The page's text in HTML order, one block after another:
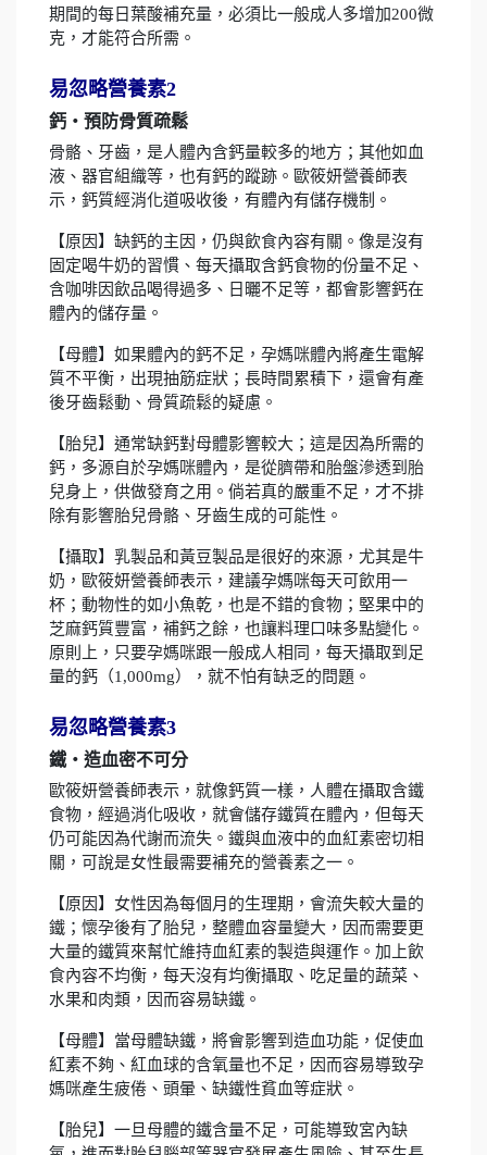
期間的每日葉酸補充量，必須比一般成人多增加200微
克，才能符合所需。
易忽略營養素2
鈣‧預防骨質疏鬆
骨骼、牙齒，是人體內含鈣量較多的地方；其他如血
液、器官組織等，也有鈣的蹤跡。歐筱妍營養師表
示，鈣質經消化道吸收後，有體內有儲存機制。
【原因】缺鈣的主因，仍與飲食內容有關。像是沒有
固定喝牛奶的習慣、每天攝取含鈣食物的份量不足、
含咖啡因飲品喝得過多、日曬不足等，都會影響鈣在
體內的儲存量。
【母體】如果體內的鈣不足，孕媽咪體內將產生電解
質不平衡，出現抽筋症狀；長時間累積下，還會有產
後牙齒鬆動、骨質疏鬆的疑慮。
【胎兒】通常缺鈣對母體影響較大；這是因為所需的
鈣，多源自於孕媽咪體內，是從臍帶和胎盤滲透到胎
兒身上，供做發育之用。倘若真的嚴重不足，才不排
除有影響胎兒骨骼、牙齒生成的可能性。
【攝取】乳製品和黃豆製品是很好的來源，尤其是牛
奶，歐筱妍營養師表示，建議孕媽咪每天可飲用一
杯；動物性的如小魚乾，也是不錯的食物；堅果中的
芝麻鈣質豐富，補鈣之餘，也讓料理口味多點變化。
原則上，只要孕媽咪跟一般成人相同，每天攝取到足
量的鈣（1,000mg），就不怕有缺乏的問題。
易忽略營養素3
鐵‧造血密不可分
歐筱妍營養師表示，就像鈣質一樣，人體在攝取含鐵
食物，經過消化吸收，就會儲存鐵質在體內，但每天
仍可能因為代謝而流失。鐵與血液中的血紅素密切相
關，可說是女性最需要補充的營養素之一。
【原因】女性因為每個月的生理期，會流失較大量的
鐵；懷孕後有了胎兒，整體血容量變大，因而需要更
大量的鐵質來幫忙維持血紅素的製造與運作。加上飲
食內容不均衡，每天沒有均衡攝取、吃足量的蔬菜、
水果和肉類，因而容易缺鐵。
【母體】當母體缺鐵，將會影響到造血功能，促使血
紅素不夠、紅血球的含氧量也不足，因而容易導致孕
媽咪產生疲倦、頭暈、缺鐵性貧血等症狀。
【胎兒】一旦母體的鐵含量不足，可能導致宮內缺